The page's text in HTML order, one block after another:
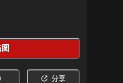
图
分享